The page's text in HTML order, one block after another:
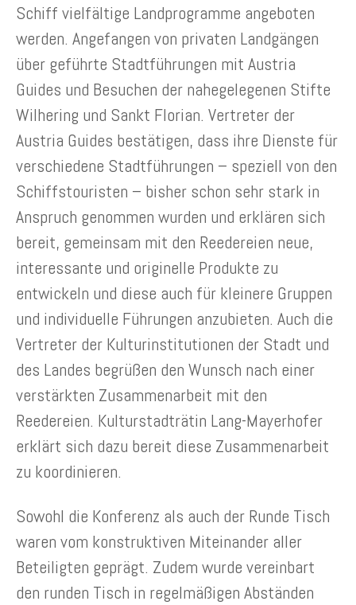
Schiff vielfältige Landprogramme angeboten
werden. Angefangen von privaten Landgängen
über geführte Stadtführungen mit Austria
Guides und Besuchen der nahegelegenen Stifte
Wilhering und Sankt Florian. Vertreter der
Austria Guides bestätigen, dass ihre Dienste für
verschiedene Stadtführungen – speziell von den
Schiffstouristen – bisher schon sehr stark in
Anspruch genommen wurden und erklären sich
bereit, gemeinsam mit den Reedereien neue,
interessante und originelle Produkte zu
entwickeln und diese auch für kleinere Gruppen
und individuelle Führungen anzubieten. Auch die
Vertreter der Kulturinstitutionen der Stadt und
des Landes begrüßen den Wunsch nach einer
verstärkten Zusammenarbeit mit den
Reedereien. Kulturstadträtin Lang-Mayerhofer
erklärt sich dazu bereit diese Zusammenarbeit
zu koordinieren.
Sowohl die Konferenz als auch der Runde Tisch
waren vom konstruktiven Miteinander aller
Beteiligten geprägt. Zudem wurde vereinbart
den runden Tisch in regelmäßigen Abständen